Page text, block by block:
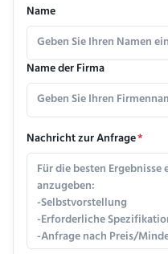
Name
Name der Firma
Nachricht zur Anfrage*